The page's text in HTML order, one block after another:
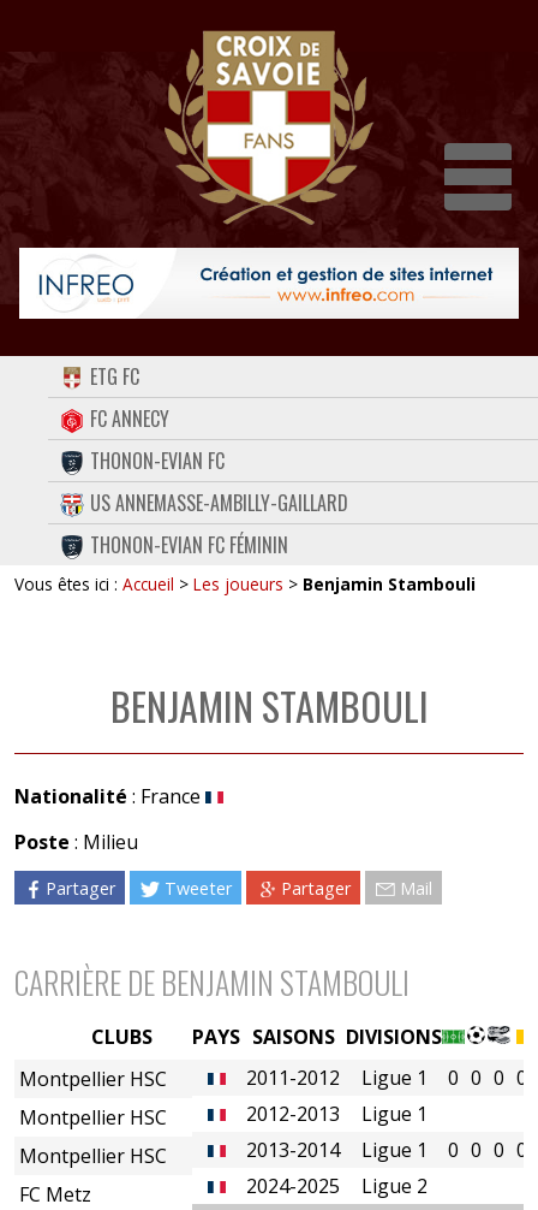
ACCUEIL
FORUM
CONTACT
FACEBOOK
TWITTER
ETG FC
FC ANNECY
THONON-EVIAN FC
US ANNEMASSE-AMBILLY-GAILLARD
THONON-EVIAN FC FÉMININ
Vous êtes ici : Accueil > Les joueurs > Benjamin Stambouli
BENJAMIN STAMBOULI
Nationalité : France
Poste : Milieu
Partager Tweeter Partager Mail
CARRIÈRE DE BENJAMIN STAMBOULI
PAYS SAISONS DIVISIONS
2011-2012
Ligue 1 0 0 0 0
2012-2013
Ligue 1
2013-2014
Ligue 1 0 0 0 0
2024-2025
Ligue 2
CLUBS
Montpellier HSC
Montpellier HSC
Montpellier HSC
FC Metz